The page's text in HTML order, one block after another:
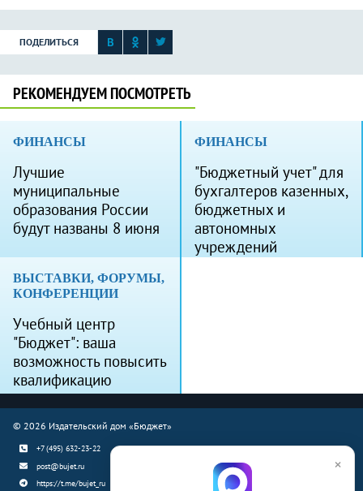
ПОДЕЛИТЬСЯ
РЕКОМЕНДУЕМ ПОСМОТРЕТЬ
ФИНАНСЫ
Лучшие
муниципальные
образования России
будут названы 8 июня
ФИНАНСЫ
"Бюджетный учет" для
бухгалтеров казенных,
бюджетных и
автономных
учреждений
ВЫСТАВКИ, ФОРУМЫ,
КОНФЕРЕНЦИИ
Учебный центр
"Бюджет": ваша
возможность повысить
квалификацию
© 2026 Издательский дом «Бюджет»
+7 (495) 632-23-22
post@bujet.ru
https://t.me/bujet_ru
×